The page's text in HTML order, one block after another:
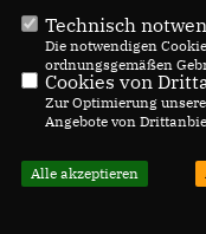
Technisch
Die notwendigen
ordnungsgemäßen
Cookies von
Zur Optimierung
Angebote von
Alle akzeptieren